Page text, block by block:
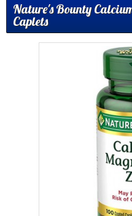
Nature's Bounty
Caplets